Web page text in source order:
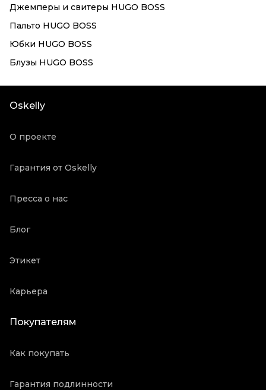
Джемперы и свитеры HUGO BOSS
Пальто HUGO BOSS
Юбки HUGO BOSS
Блузы HUGO BOSS
Oskelly
О проекте
Гарантия от Oskelly
Пресса о нас
Блог
Этикет
Карьера
Покупателям
Как покупать
Гарантия подлинности